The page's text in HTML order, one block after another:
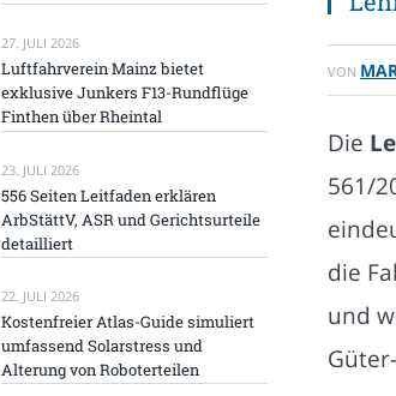
VON
Die
561/
die
und
27. JULI 2026
Luftfahrverein Mainz bietet
exklusive Junkers F13-Rundflüge
Finthen über Rheintal
23. JULI 2026
556 Seiten Leitfaden erklären
ArbStättV, ASR und Gerichtsurteile
detailliert
22. JULI 2026
Kostenfreier Atlas-Guide simuliert
umfassend Solarstress und
Alterung von Roboterteilen